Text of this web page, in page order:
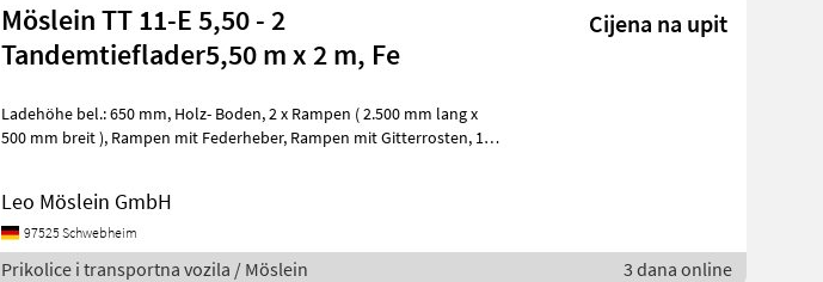
Möslein TT 11-E 5,50 - 2
Tandemtieflader5,50 m x 2 m, Fe
Cijena na upit
Ladehöhe bel.: 650 mm, Holz- Boden, 2 x Rampen ( 2.500 mm lang x
500 mm breit ), Rampen mit Federheber, Rampen mit Gitterrosten, 10
Leo Möslein GmbH
97525 Schwebheim
Prikolice i transportna vozila / Möslein 3 dana online